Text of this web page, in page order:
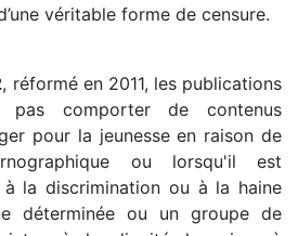
véritable forme de censure.
, réformé en 2011, les publications
pas comporter de contenus
pour la jeunesse en raison de
ou lorsqu'il est
la discrimination ou à la haine
déterminée ou un groupe de